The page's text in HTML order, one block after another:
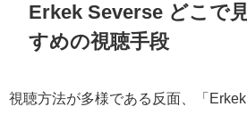
Erkek Severse どこで
すめの視聴手段
視聴方法が多様である反面、「